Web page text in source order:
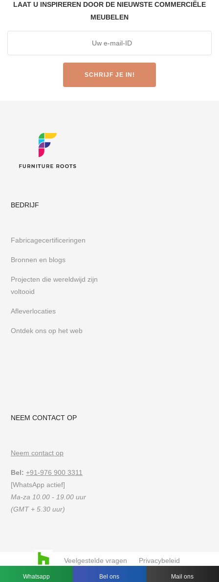
LAAT U INSPIREREN DOOR DE NIEUWSTE COMMERCIËLE
MEUBELEN
BEDRIJF
Fabricagecertificeringen
Bronnen en blogs
Projecten die wereldwijd zijn
voltooid
Afleverlocaties
Ontdek ons op het web
NEEM CONTACT OP
Neem contact op
Bel: +91-976 900 3311
[WhatsApp actief]
Ma-za 10.00 - 19.00 uur
(GMT + 5.30 uur)
Veelgestelde vragen
Privacybeleid
Gebruiksvoorwaarden
Whatsapp Bel ons Mail ons